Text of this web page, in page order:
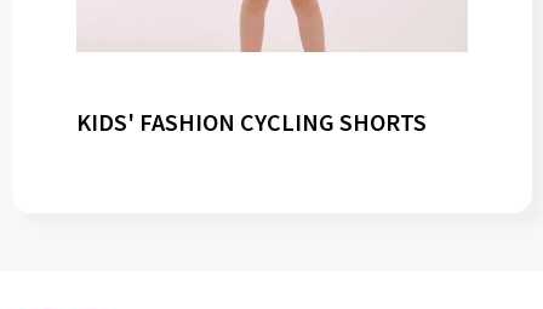
KIDS' FASHION CYCLING SHORTS